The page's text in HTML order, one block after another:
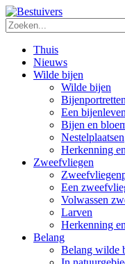
Thuis
Nieuws
Wilde bijen
Wilde bijen
Bijenportretten
Een bijenleven
Bijen en
Nestelplaatsen
Herkenning
Zweefvliegen
Een
Volwassen
Larven
Herkenning
Belang
Belang wilde